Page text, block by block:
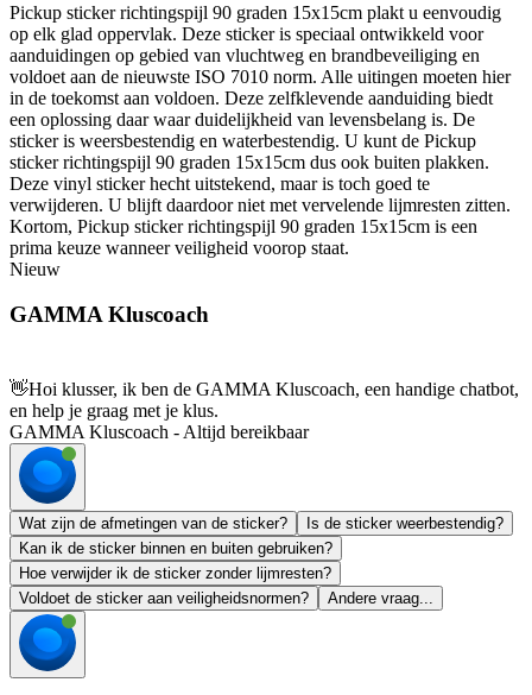
Pickup sticker richtingspijl 90 graden 15x15cm plakt u eenvoudig
op elk glad oppervlak. Deze sticker is speciaal ontwikkeld voor
aanduidingen op gebied van vluchtweg en brandbeveiliging en
voldoet aan de nieuwste ISO 7010 norm. Alle uitingen moeten hier
in de toekomst aan voldoen. Deze zelfklevende aanduiding biedt
een oplossing daar waar duidelijkheid van levensbelang is. De
sticker is weersbestendig en waterbestendig. U kunt de Pickup
sticker richtingspijl 90 graden 15x15cm dus ook buiten plakken.
Deze vinyl sticker hecht uitstekend, maar is toch goed te
verwijderen. U blijft daardoor niet met vervelende lijmresten zitten.
Kortom, Pickup sticker richtingspijl 90 graden 15x15cm is een
prima keuze wanneer veiligheid voorop staat.
Nieuw
GAMMA Kluscoach
👋Hoi klusser, ik ben de GAMMA Kluscoach, een handige chatbot,
en help je graag met je klus.
GAMMA Kluscoach - Altijd bereikbaar
Wat zijn de afmetingen van de sticker?
Is de sticker weerbestendig?
Kan ik de sticker binnen en buiten gebruiken?
Hoe verwijder ik de sticker zonder lijmresten?
Voldoet de sticker aan veiligheidsnormen?
Andere vraag...